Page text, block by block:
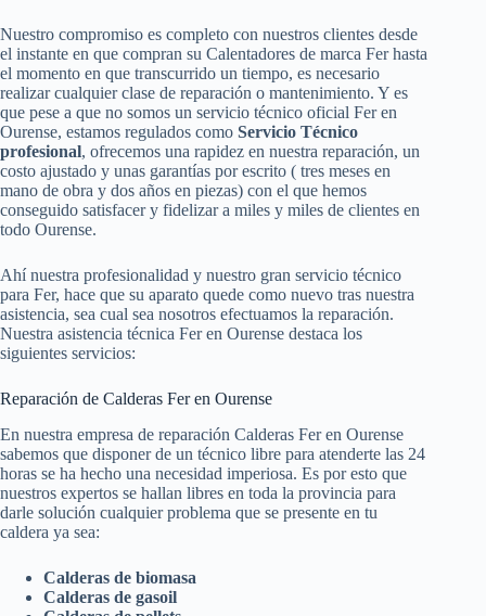
Nuestro compromiso es completo con nuestros clientes desde
el instante en que compran su Calentadores de marca Fer hasta
el momento en que transcurrido un tiempo, es necesario
realizar cualquier clase de reparación o mantenimiento. Y es
que pese a que no somos un servicio técnico oficial Fer en
Ourense, estamos regulados como Servicio Técnico
profesional, ofrecemos una rapidez en nuestra reparación, un
costo ajustado y unas garantías por escrito ( tres meses en
mano de obra y dos años en piezas) con el que hemos
conseguido satisfacer y fidelizar a miles y miles de clientes en
todo Ourense.
Ahí nuestra profesionalidad y nuestro gran servicio técnico
para Fer, hace que su aparato quede como nuevo tras nuestra
asistencia, sea cual sea nosotros efectuamos la reparación.
Nuestra asistencia técnica Fer en Ourense destaca los
siguientes servicios:
Reparación de Calderas Fer en Ourense
En nuestra empresa de reparación Calderas Fer en Ourense
sabemos que disponer de un técnico libre para atenderte las 24
horas se ha hecho una necesidad imperiosa. Es por esto que
nuestros expertos se hallan libres en toda la provincia para
darle solución cualquier problema que se presente en tu
caldera ya sea:
Calderas de biomasa
Calderas de gasoil